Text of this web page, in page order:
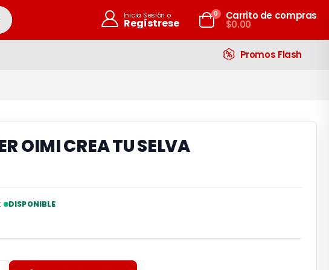
Inicia Sesión o
Regístrese Carrito
0artículos
Carrito de compras
$0.00
Promos Flash
OIMI CREA TU SELVA
DISPONIBLE